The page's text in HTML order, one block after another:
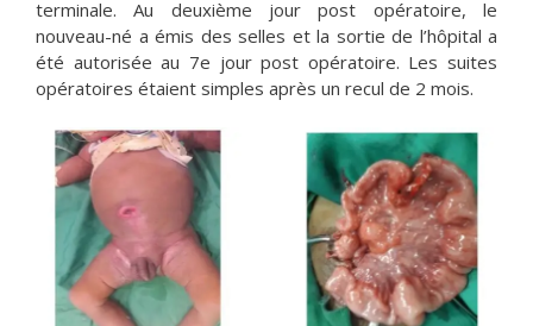
terminale. Au deuxième jour post opératoire, le
nouveau-né a émis des selles et la sortie de l’hôpital a
été autorisée au 7e jour post opératoire. Les suites
opératoires étaient simples après un recul de 2 mois.